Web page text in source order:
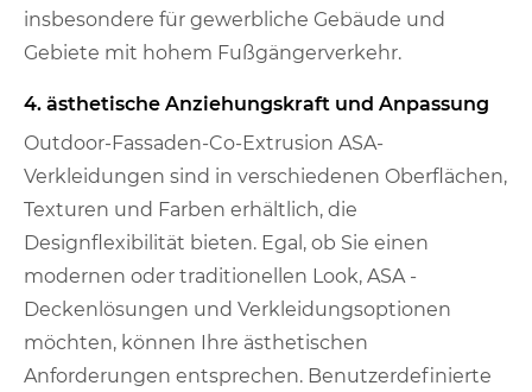
insbesondere für gewerbliche Gebäude und
Gebiete mit hohem Fußgängerverkehr.
4. ästhetische Anziehungskraft und Anpassung
Outdoor-Fassaden-Co-Extrusion ASA-
Verkleidungen sind in verschiedenen Oberflächen,
Texturen und Farben erhältlich, die
Designflexibilität bieten. Egal, ob Sie einen
modernen oder traditionellen Look, ASA -
Deckenlösungen und Verkleidungsoptionen
möchten, können Ihre ästhetischen
Anforderungen entsprechen. Benutzerdefinierte